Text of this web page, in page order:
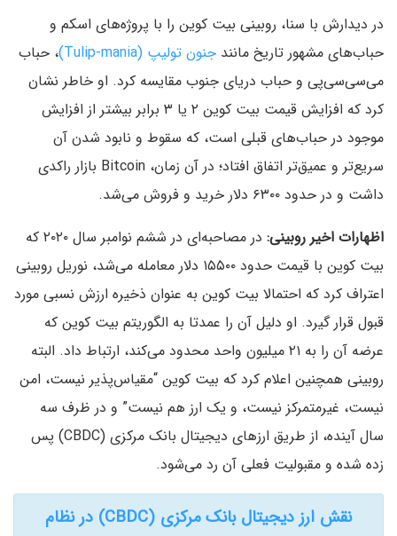
در دیدارش با سنا، روبینی بیت کوین را با پروژه‌های اسکم و
حباب‌های مشهور تاریخ مانند جنون تولیپ (Tulip-mania)
، حباب
می‌سی‌سی‌پی و حباب دریای جنوب مقایسه کرد. او خاطر نشان
کرد که افزایش قیمت بیت کوین ۲ یا ۳ برابر بیشتر از افزایش
موجود در حباب‌های قبلی است، که سقوط و نابود شدن آن
سریع‌تر و عمیق‌تر اتفاق افتاد؛ در آن زمان، Bitcoin بازار راکدی
داشت و در حدود ۶۳۰۰ دلار خرید و فروش می‌شد.
اظهارات اخیر روبینی:
در مصاحبه‌ای در ششم نوامبر سال ۲۰۲۰ که
بیت کوین با قیمت حدود ۱۵۵۰۰ دلار معامله می‌شد، نوریل روبینی
اعتراف کرد که احتمالا بیت کوین به عنوان ذخیره ارزش نسبی مورد
قبول قرار گیرد. او دلیل آن را عمدتا به الگوریتم بیت کوین که
عرضه آن را به ۲۱ میلیون واحد محدود می‌کند، ارتباط داد. البته
روبینی همچنین اعلام کرد که بیت کوین “مقیاس‌پذیر نیست، امن
نیست، غیرمتمرکز نیست، و یک ارز هم نیست” و در ظرف سه
سال آینده، از طریق ارزهای دیجیتال بانک مرکزی (CBDC) پس
زده شده و مقبولیت فعلی آن رد می‌شود.
نقش ارز دیجیتال بانک مرکزی (CBDC) در نظام